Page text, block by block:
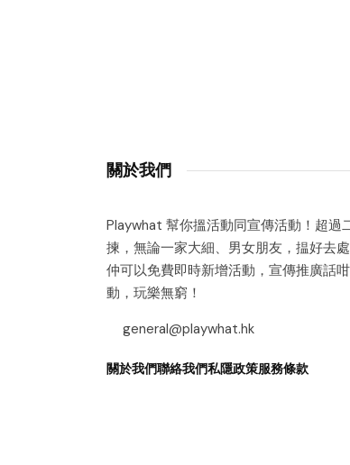
關於我們
Playwhat 幫你搵活動同宣傳活動！超過
揀，無論一家大細、男女朋友，揾好去
仲可以免費即時新增活動，宣傳推廣話
動，玩樂無窮！
general@playwhat.hk
關於我們聯絡我們私隱政策服務條款